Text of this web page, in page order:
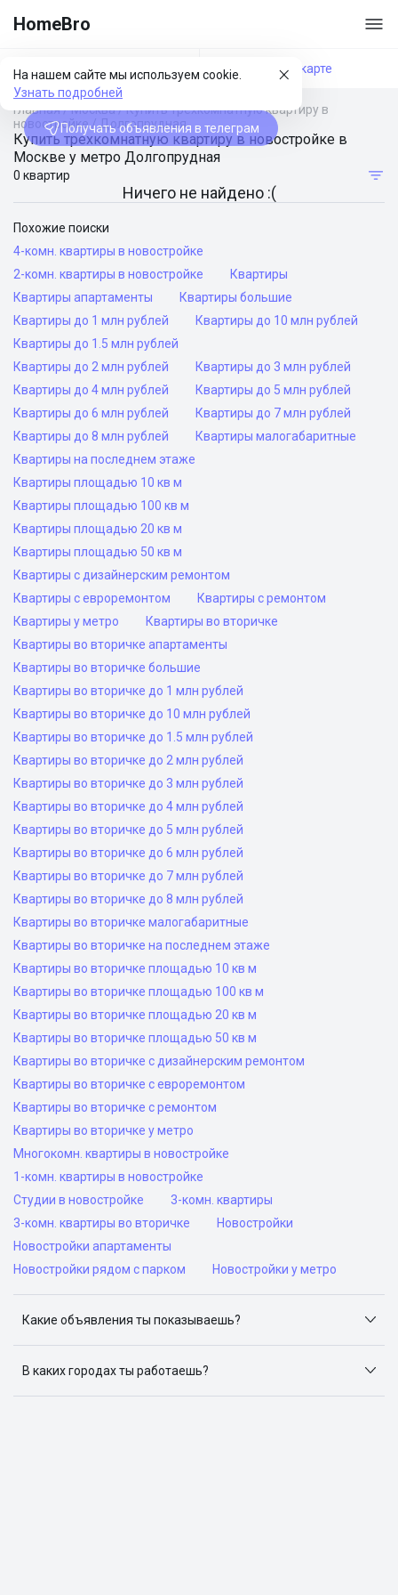
HomeBro
На нашем сайте мы используем cookie.
Узнать подробней
Получать объявления в телеграм
Фильтры На карте
Главная/Москва/Купить трехкомнатную квартиру в
новостройке/Долгопрудная
Купить трехкомнатную квартиру в новостройке в
Москве у метро Долгопрудная
0 квартир
Ничего не найдено :(
Похожие поиски
4-комн. квартиры в новостройке
2-комн. квартиры в новостройке
Квартиры
Квартиры апартаменты
Квартиры большие
Квартиры до 1 млн рублей
Квартиры до 10 млн рублей
Квартиры до 1.5 млн рублей
Квартиры до 2 млн рублей
Квартиры до 3 млн рублей
Квартиры до 4 млн рублей
Квартиры до 5 млн рублей
Квартиры до 6 млн рублей
Квартиры до 7 млн рублей
Квартиры до 8 млн рублей
Квартиры малогабаритные
Квартиры на последнем этаже
Квартиры площадью 10 кв м
Квартиры площадью 100 кв м
Квартиры площадью 20 кв м
Квартиры площадью 50 кв м
Квартиры с дизайнерским ремонтом
Квартиры с евроремонтом
Квартиры с ремонтом
Квартиры у метро
Квартиры во вторичке
Квартиры во вторичке апартаменты
Квартиры во вторичке большие
Квартиры во вторичке до 1 млн рублей
Квартиры во вторичке до 10 млн рублей
Квартиры во вторичке до 1.5 млн рублей
Квартиры во вторичке до 2 млн рублей
Квартиры во вторичке до 3 млн рублей
Квартиры во вторичке до 4 млн рублей
Квартиры во вторичке до 5 млн рублей
Квартиры во вторичке до 6 млн рублей
Квартиры во вторичке до 7 млн рублей
Квартиры во вторичке до 8 млн рублей
Квартиры во вторичке малогабаритные
Квартиры во вторичке на последнем этаже
Квартиры во вторичке площадью 10 кв м
Квартиры во вторичке площадью 100 кв м
Квартиры во вторичке площадью 20 кв м
Квартиры во вторичке площадью 50 кв м
Квартиры во вторичке с дизайнерским ремонтом
Квартиры во вторичке с евроремонтом
Квартиры во вторичке с ремонтом
Квартиры во вторичке у метро
Многокомн. квартиры в новостройке
1-комн. квартиры в новостройке
Студии в новостройке
3-комн. квартиры
3-комн. квартиры во вторичке
Новостройки
Новостройки апартаменты
Новостройки рядом с парком
Новостройки у метро
Какие объявления ты показываешь?
объявлений: ЦИАН, Домклик, Яндекс.Недвижимость,
Авито, Самолет.Плюс.
В каких городах ты работаешь?